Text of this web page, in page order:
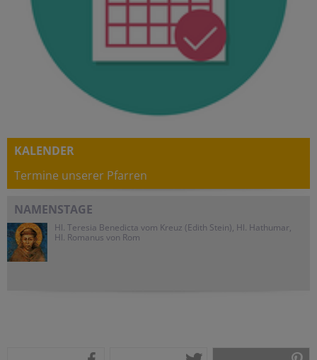
KALENDER
Termine unserer Pfarren
NAMENSTAGE
Hl. Teresia Benedicta vom Kreuz (Edith Stein), Hl. Hathumar,
Hl. Romanus von Rom